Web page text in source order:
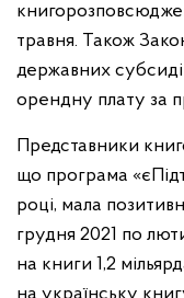
травня. Також
державних
орендну плату за
Представники
що програма
році, мала
грудня 2021 по
на книги 1,2